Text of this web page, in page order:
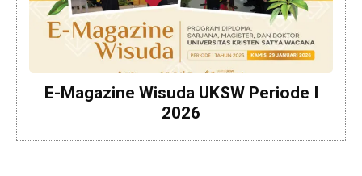
E-Magazine Wisuda UKSW Periode I
2026